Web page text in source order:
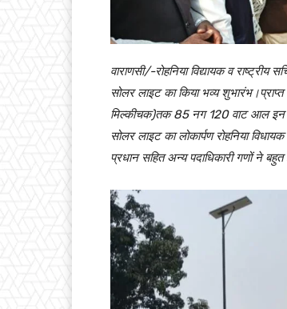
वाराणसी/-रोहनिया विद्यायक व
सोलर लाइट का किया भव्य
मिल्कीचक)तक 85 नग 120 वाट आल इन
सोलर लाइट का लोकार्पण रोहनिया
प्रधान सहित अन्य पदाधिकारी गणों ने बहुत